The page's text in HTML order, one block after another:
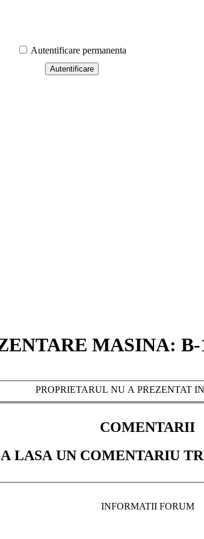
Autentificare permanenta
MASINA: B-
PROPRIETARUL NU A PREZENTAT
COMENTARII
LASA UN COMENTARIU
INFORMATII FORUM